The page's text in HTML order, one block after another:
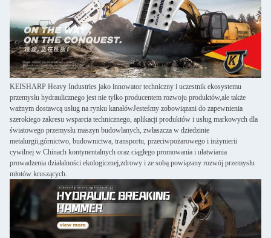
KEISHARP Heavy Industries jako innowator techniczny i uczestnik ekosystemu
przemysłu hydraulicznego jest nie tylko producentem rozwoju produktów,ale także
ważnym dostawcą usług na rynku kanałówJesteśmy zobowiązani do zapewnienia
szerokiego zakresu wsparcia technicznego, aplikacji produktów i usług markowych dla
światowego przemysłu maszyn budowlanych, zwłaszcza w dziedzinie
metalurgii,górnictwo, budownictwa, transportu, przeciwpożarowego i inżynierii
cywilnej w Chinach kontynentalnych oraz ciągłego promowania i ułatwiania
prowadzenia działalności ekologicznej,zdrowy i ze sobą powiązany rozwój przemysłu
młotów kruszących.